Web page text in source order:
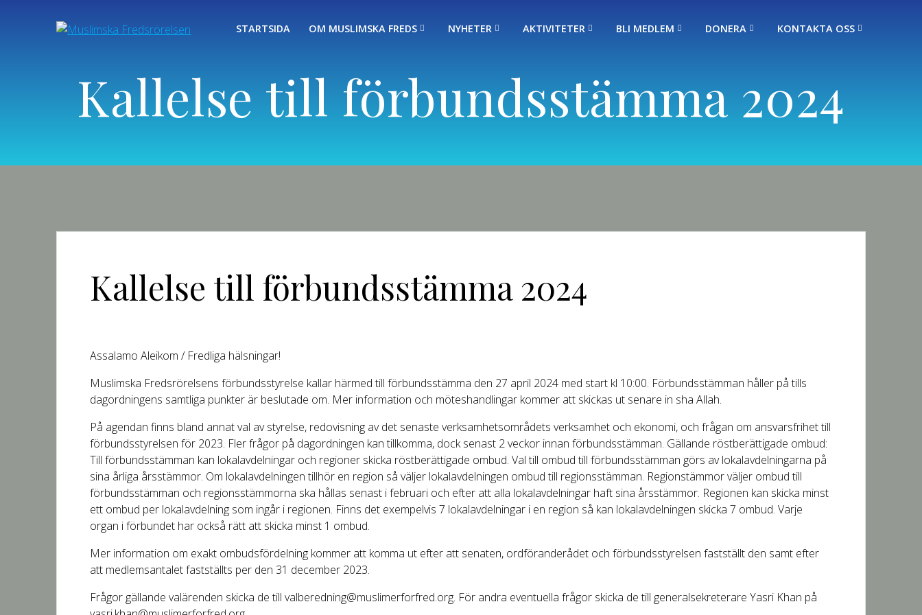
STARTSIDA OM MUSLIMSKA FREDS NYHETER AKTIVITETER BLI MEDLEM DONERA KONTAKTA OSS
Kallelse till förbundsstämma 2024
Kallelse till förbundsstämma 2024
Assalamo Aleikom / Fredliga hälsningar!
Muslimska Fredsrörelsens förbundsstyrelse kallar härmed till förbundsstämma den 27 april 2024 med start kl 10:00. Förbundsstämman håller på tills
dagordningens samtliga punkter är beslutade om. Mer information och möteshandlingar kommer att skickas ut senare in sha Allah.
På agendan finns bland annat val av styrelse, redovisning av det senaste verksamhetsområdets verksamhet och ekonomi, och frågan om ansvarsfrihet till
förbundsstyrelsen för 2023. Fler frågor på dagordningen kan tillkomma, dock senast 2 veckor innan förbundsstämman. Gällande röstberättigade ombud:
Till förbundsstämman kan lokalavdelningar och regioner skicka röstberättigade ombud. Val till ombud till förbundsstämman görs av lokalavdelningarna på
sina årliga årsstämmor. Om lokalavdelningen tillhör en region så väljer lokalavdelningen ombud till regionsstämman. Regionstämmor väljer ombud till
förbundsstämman och regionsstämmorna ska hållas senast i februari och efter att alla lokalavdelningar haft sina årsstämmor. Regionen kan skicka minst
ett ombud per lokalavdelning som ingår i regionen. Finns det exempelvis 7 lokalavdelningar i en region så kan lokalavdelningen skicka 7 ombud. Varje
organ i förbundet har också rätt att skicka minst 1 ombud.
Mer information om exakt ombudsfördelning kommer att komma ut efter att senaten, ordföranderådet och förbundsstyrelsen fastställt den samt efter
att medlemsantalet fastställts per den 31 december 2023.
Frågor gällande valärenden skicka de till ‪valberedning@muslimerforfred.org. För andra eventuella frågor skicka de till generalsekreterare Yasri Khan på